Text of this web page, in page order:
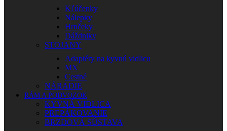
Kľúčenky
Nálepky
Hrnčeky
Dáždniky
STOJANY
Adaptéry na kyvnú vidlicu
MX
Cestné
NÁRADIE
RÁM A PODVOZOK
KYVNÁ VIDLICA
PREPÁKOVANIE
BRZDOVÁ SÚSTAVA